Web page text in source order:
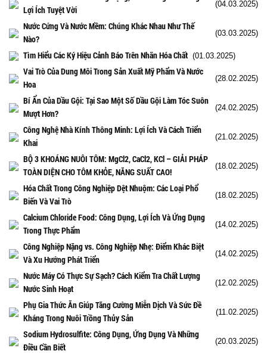
Lợi Ích Tuyệt Vời
(04.03.2025)
Nước Cứng Và Nước Mềm: Chúng Khác Nhau Như Thế
Nào?
(03.03.2025)
Tìm Hiểu Các Ký Hiệu Cảnh Báo Trên Nhãn Hóa Chất (01.03.2025)
Vai Trò Của Dung Môi Trong Sản Xuất Mỹ Phẩm Và Nước
Hoa
(28.02.2025)
Bí Ẩn Của Dầu Gội: Tại Sao Một Số Dầu Gội Làm Tóc Suôn
Mượt Hơn?
(24.02.2025)
Công Nghệ Nhà Kính Thông Minh: Lợi Ích Và Cách Triển
Khai
(21.02.2025)
BỘ 3 KHOÁNG NUÔI TÔM: MgCl2, CaCl2, KCl – GIẢI PHÁP
TOÀN DIỆN CHO TÔM KHỎE, NĂNG SUẤT CAO!
(18.02.2025)
Hóa Chất Trong Công Nghiệp Dệt Nhuộm: Các Loại Phổ
Biến Và Vai Trò
(18.02.2025)
Calcium Chloride Food: Công Dụng, Lợi Ích Và Ứng Dụng
Trong Thực Phẩm
(14.02.2025)
Công Nghiệp Nặng vs. Công Nghiệp Nhẹ: Điểm Khác Biệt
Và Xu Hướng Phát Triển
(14.02.2025)
Nước Máy Có Thực Sự Sạch? Cách Kiểm Tra Chất Lượng
Nước Sinh Hoạt
(12.02.2025)
Phụ Gia Thức Ăn Giúp Tăng Cường Miễn Dịch Và Sức Đề
Kháng Trong Nuôi Trồng Thủy Sản
(11.02.2025)
Sodium Hydrosulfite: Công Dụng, Ứng Dụng Và Những
Điều Cần Biết
(20.03.2025)